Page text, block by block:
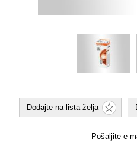
Dodajte na lista želja
Pošaljite e-